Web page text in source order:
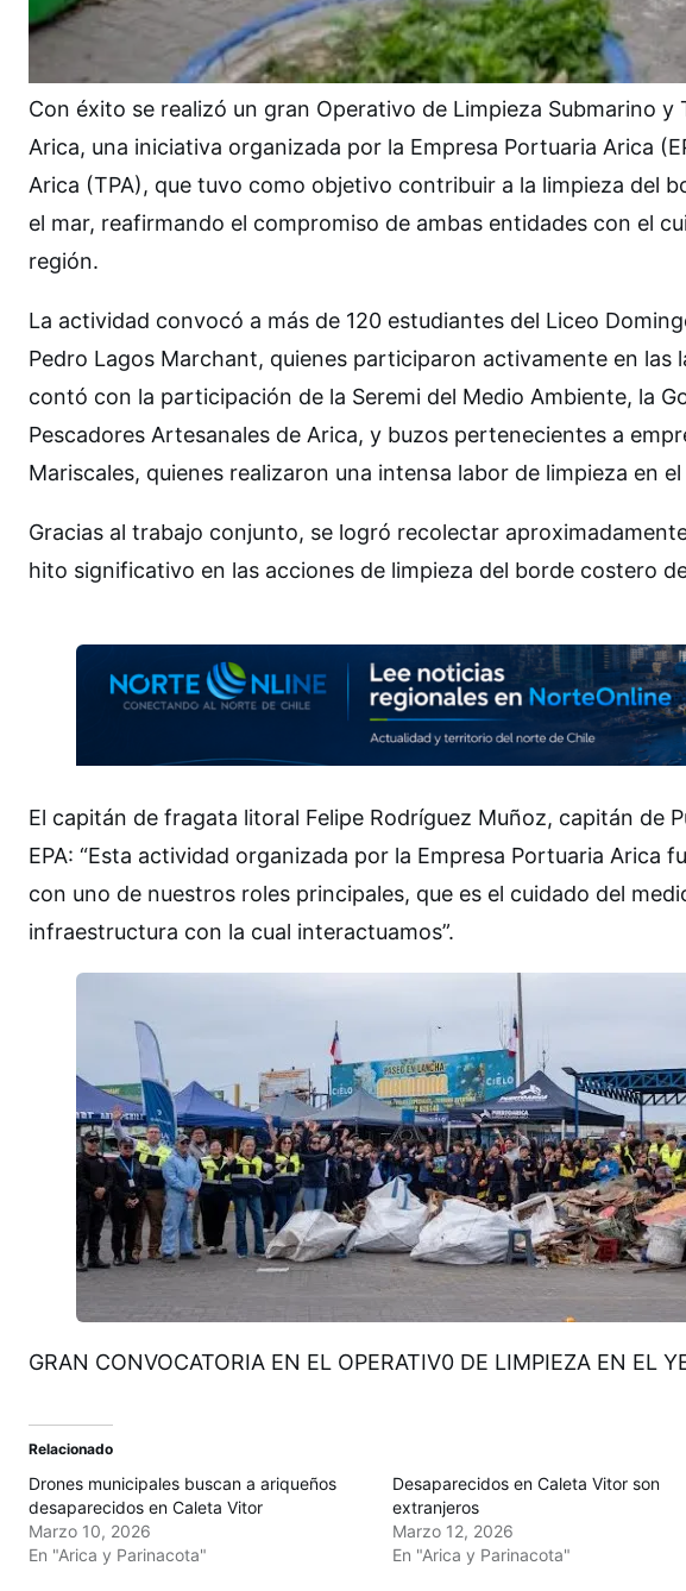
Con éxito se realizó un gran Operativo de Limpieza Submarino y
Arica, una iniciativa organizada por la Empresa Portuaria Arica
Arica (TPA), que tuvo como objetivo contribuir a la limpieza del
el mar, reafirmando el compromiso de ambas entidades con el
región.
La actividad convocó a más de 120 estudiantes del Liceo
Pedro Lagos Marchant, quienes participaron activamente en las
contó con la participación de la Seremi del Medio Ambiente, la
Pescadores Artesanales de Arica, y buzos pertenecientes a
Mariscales, quienes realizaron una intensa labor de limpieza en
Gracias al trabajo conjunto, se logró recolectar
hito significativo en las acciones de limpieza del borde costero
El capitán de fragata litoral Felipe Rodríguez Muñoz, capitán de
EPA: “Esta actividad organizada por la Empresa Portuaria Arica
con uno de nuestros roles principales, que es el cuidado del
infraestructura con la cual interactuamos”.
GRAN CONVOCATORIA EN EL OPERATIV0 DE LIMPIEZA EN EL
Relacionado
Drones municipales buscan a ariqueños
desaparecidos en Caleta Vitor
Marzo 10, 2026
En "Arica y Parinacota"
Desaparecidos en Caleta Vitor son
extranjeros
Marzo 12, 2026
En "Arica y Parinacota"